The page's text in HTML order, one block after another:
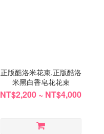
正版酷洛米花束,正版酷洛
米黑白香皂花花束
NT$2,200 ~ NT$4,000